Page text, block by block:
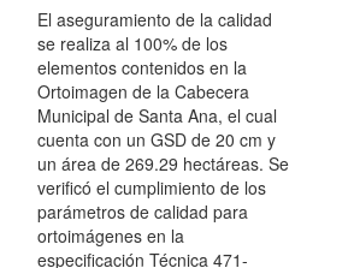
El aseguramiento de la calidad
se realiza al 100% de los
elementos contenidos en la
Ortoimagen de la Cabecera
Municipal de Santa Ana, el cual
cuenta con un GSD de 20 cm y
un área de 269.29 hectáreas. Se
verificó el cumplimiento de los
parámetros de calidad para
ortoimágenes en la
especificación Técnica 471-